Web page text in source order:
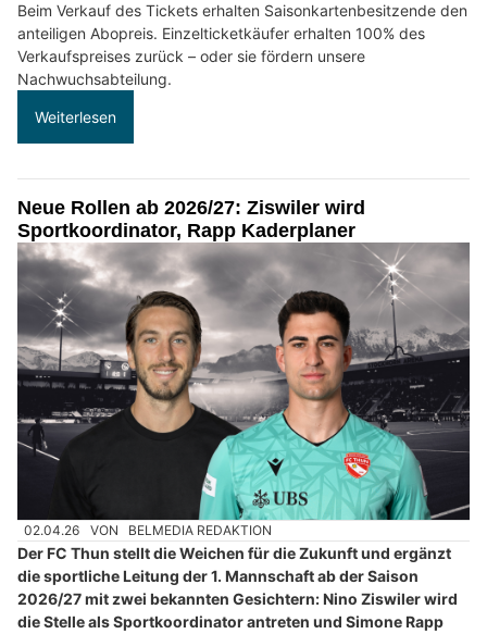
Beim Verkauf des Tickets erhalten Saisonkartenbesitzende den
anteiligen Abopreis. Einzelticketkäufer erhalten 100% des
Verkaufspreises zurück – oder sie fördern unsere
Nachwuchsabteilung.
Weiterlesen
Neue Rollen ab 2026/27: Ziswiler wird
Sportkoordinator, Rapp Kaderplaner
02.04.26 VON BELMEDIA REDAKTION
Der FC Thun stellt die Weichen für die Zukunft und ergänzt
die sportliche Leitung der 1. Mannschaft ab der Saison
2026/27 mit zwei bekannten Gesichtern: Nino Ziswiler wird
die Stelle als Sportkoordinator antreten und Simone Rapp